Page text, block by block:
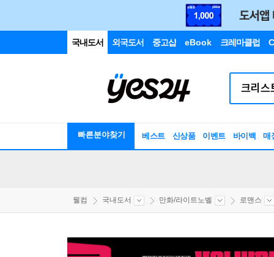
국내도서 외국도서 중고샵 eBook 크레마클럽
빠른분야찾기 베스트 신상품 이벤트 바이백 매
웰컴 국내도서 만화/라이트노벨 로맨스